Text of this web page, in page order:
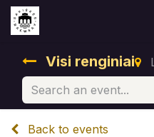
Visi renginiai
Back to events